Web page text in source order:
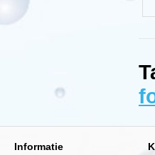
het
rust
aan
alle
Informatie